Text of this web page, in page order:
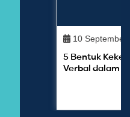
10 September
5 Bentuk
Verbal dalam